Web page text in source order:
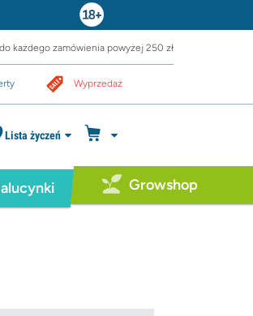
każdego zamówienia powyżej 250 zł
Wyprzedaż
Lista życzeń
Growshop